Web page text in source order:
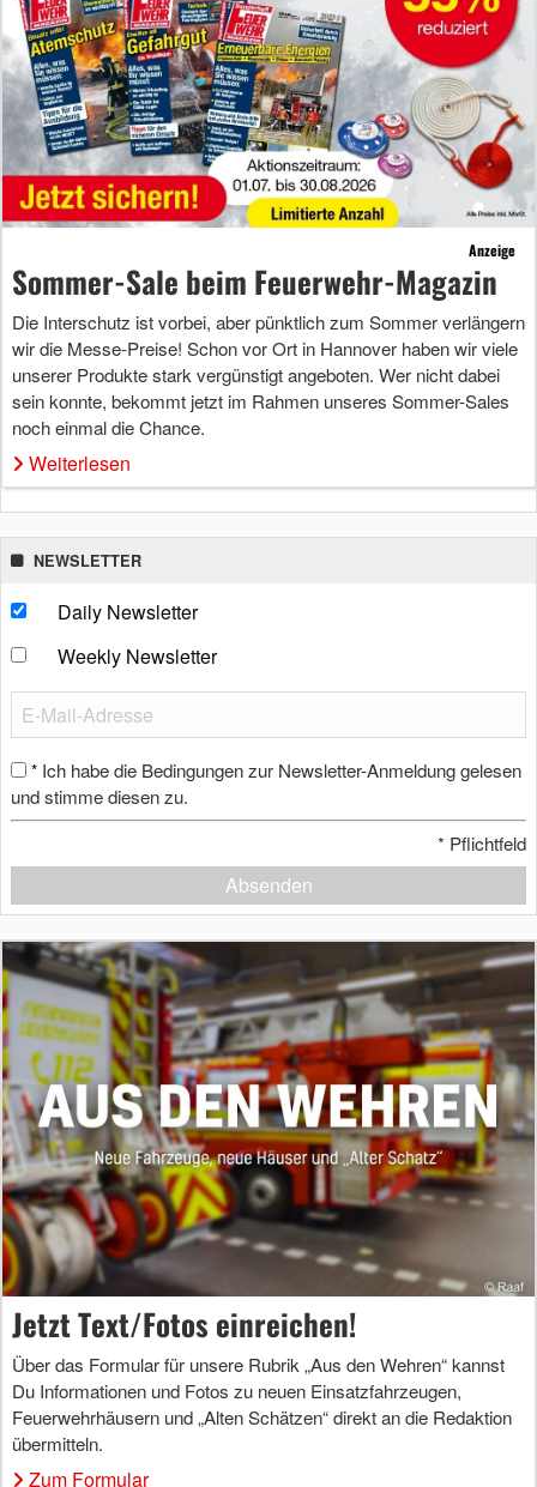
Anzeige
Sommer-Sale beim Feuerwehr-Magazin
Die Interschutz ist vorbei, aber pünktlich zum Sommer verlängern
wir die Messe-Preise! Schon vor Ort in Hannover haben wir viele
unserer Produkte stark vergünstigt angeboten. Wer nicht dabei
sein konnte, bekommt jetzt im Rahmen unseres Sommer-Sales
noch einmal die Chance.
Weiterlesen
NEWSLETTER
Daily Newsletter
Weekly Newsletter
* Ich habe die Bedingungen zur Newsletter-Anmeldung gelesen
und stimme diesen zu.
* Pflichtfeld
Absenden
Jetzt Text/Fotos einreichen!
Über das Formular für unsere Rubrik „Aus den Wehren“ kannst
Du Informationen und Fotos zu neuen Einsatzfahrzeugen,
Feuerwehrhäusern und „Alten Schätzen“ direkt an die Redaktion
übermitteln.
Zum Formular